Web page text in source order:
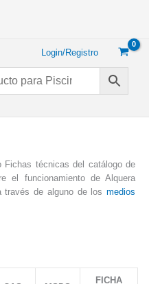
Login/Registro
Fichas técnicas del catálogo de
el funcionamiento de Alquera
través de alguno de los medios
FICHA